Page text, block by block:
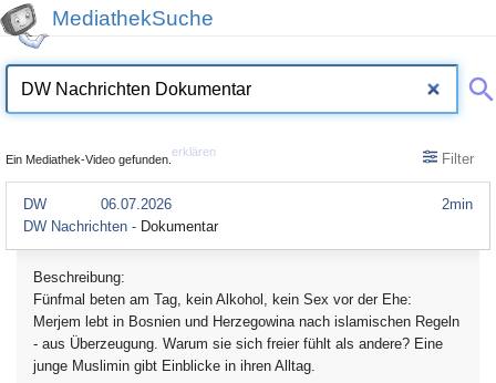
MediathekSuche
Ein Mediathek-Video gefunden.
erklären Filter
2min
DW
06.07.2026
DW Nachrichten - Dokumentar
Beschreibung:
Fünfmal beten am Tag, kein Alkohol, kein Sex vor der Ehe:
Merjem lebt in Bosnien und Herzegowina nach islamischen Regeln
- aus Überzeugung. Warum sie sich freier fühlt als andere? Eine
junge Muslimin gibt Einblicke in ihren Alltag.